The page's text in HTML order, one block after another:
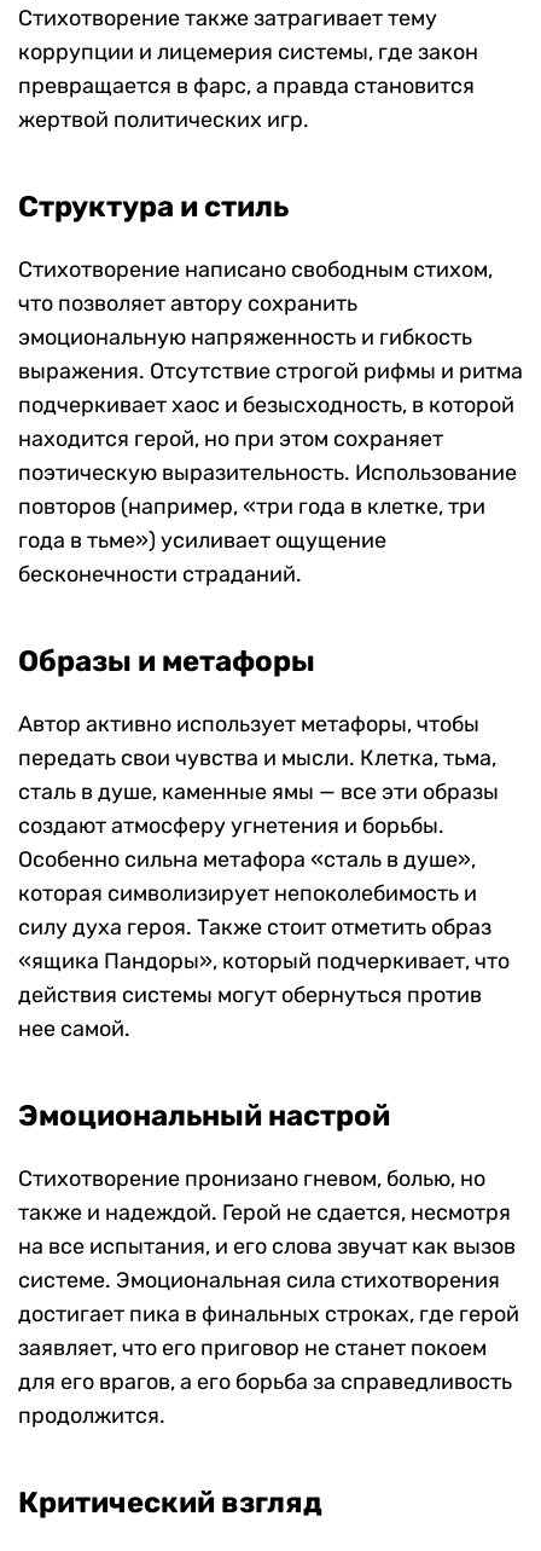
Стихотворение также затрагивает тему
коррупции и лицемерия системы, где закон
превращается в фарс, а правда становится
жертвой политических игр.
Структура и стиль
Стихотворение написано свободным стихом,
что позволяет автору сохранить
эмоциональную напряженность и гибкость
выражения. Отсутствие строгой рифмы и ритма
подчеркивает хаос и безысходность, в которой
находится герой, но при этом сохраняет
поэтическую выразительность. Использование
повторов (например, «три года в клетке, три
года в тьме») усиливает ощущение
бесконечности страданий.
Образы и метафоры
Автор активно использует метафоры, чтобы
передать свои чувства и мысли. Клетка, тьма,
сталь в душе, каменные ямы — все эти образы
создают атмосферу угнетения и борьбы.
Особенно сильна метафора «сталь в душе»,
которая символизирует непоколебимость и
силу духа героя. Также стоит отметить образ
«ящика Пандоры», который подчеркивает, что
действия системы могут обернуться против
нее самой.
Эмоциональный настрой
Стихотворение пронизано гневом, болью, но
также и надеждой. Герой не сдается, несмотря
на все испытания, и его слова звучат как вызов
системе. Эмоциональная сила стихотворения
достигает пика в финальных строках, где герой
заявляет, что его приговор не станет покоем
для его врагов, а его борьба за справедливость
продолжится.
Критический взгляд